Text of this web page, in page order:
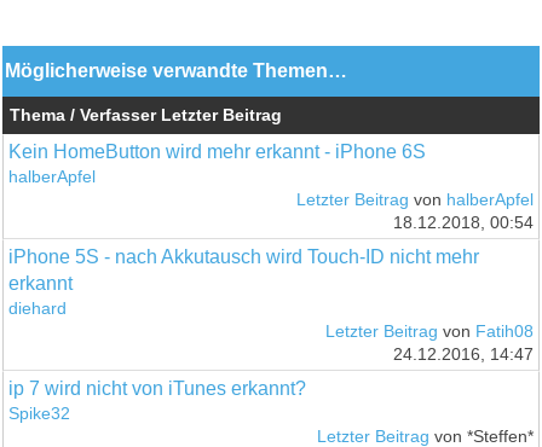
Möglicherweise verwandte Themen…
Thema / Verfasser Letzter Beitrag
Kein HomeButton wird mehr erkannt - iPhone 6S
halberApfel
Letzter Beitrag von halberApfel
18.12.2018, 00:54
iPhone 5S - nach Akkutausch wird Touch-ID nicht mehr
erkannt
diehard
Letzter Beitrag von Fatih08
24.12.2016, 14:47
ip 7 wird nicht von iTunes erkannt?
Spike32
Letzter Beitrag von *Steffen*